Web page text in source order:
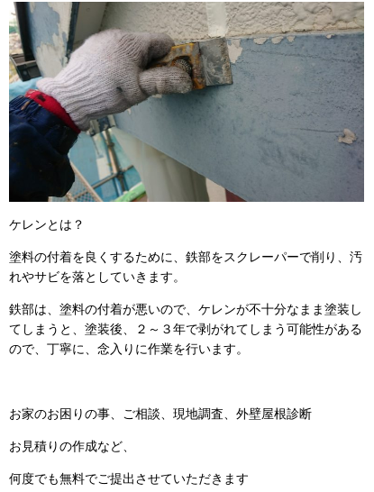
ケレンとは？
塗料の付着を良くするために、鉄部をスクレーパーで削り、汚
れやサビを落としていきます。
鉄部は、塗料の付着が悪いので、ケレンが不十分なまま塗装し
てしまうと、塗装後、２～３年で剥がれてしまう可能性がある
ので、丁寧に、念入りに作業を行います。
お家のお困りの事、ご相談、現地調査、外壁屋根診断
お見積りの作成など、
何度でも無料でご提出させていただきます